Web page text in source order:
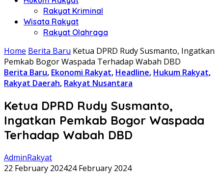
Rakyat Kriminal
Wisata Rakyat
Rakyat Olahraga
Home Berita Baru Ketua DPRD Rudy Susmanto, Ingatkan
Pemkab Bogor Waspada Terhadap Wabah DBD
Berita Baru, Ekonomi Rakyat, Headline, Hukum Rakyat,
Rakyat Daerah, Rakyat Nusantara
Ketua DPRD Rudy Susmanto,
Ingatkan Pemkab Bogor Waspada
Terhadap Wabah DBD
AdminRakyat
22 February 202424 February 2024